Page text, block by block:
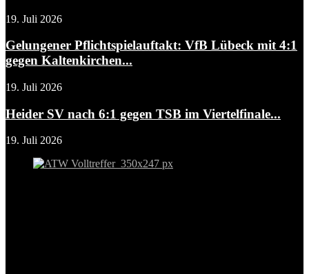
19. Juli 2026
Gelungener Pflichtspielauftakt: VfB Lübeck mit 4:1
gegen Kaltenkirchen...
19. Juli 2026
Heider SV nach 6:1 gegen TSB im Viertelfinale...
19. Juli 2026